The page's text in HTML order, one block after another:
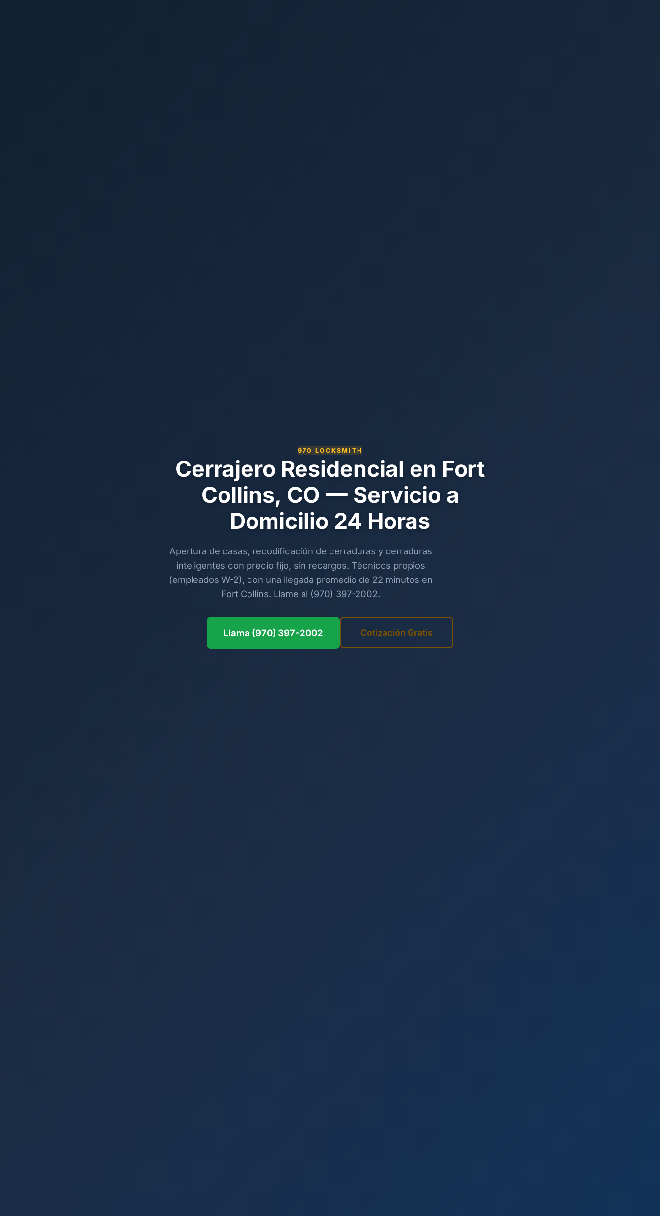
970 LOCKSMITH
Cerrajero Residencial en Fort
Collins, CO — Servicio a
Domicilio 24 Horas
Apertura de casas, recodificación de cerraduras y cerraduras
inteligentes con precio fijo, sin recargos. Técnicos propios
(empleados W-2), con una llegada promedio de 22 minutos en
Fort Collins. Llame al (970) 397-2002.
Llama (970) 397-2002 Cotización Gratis